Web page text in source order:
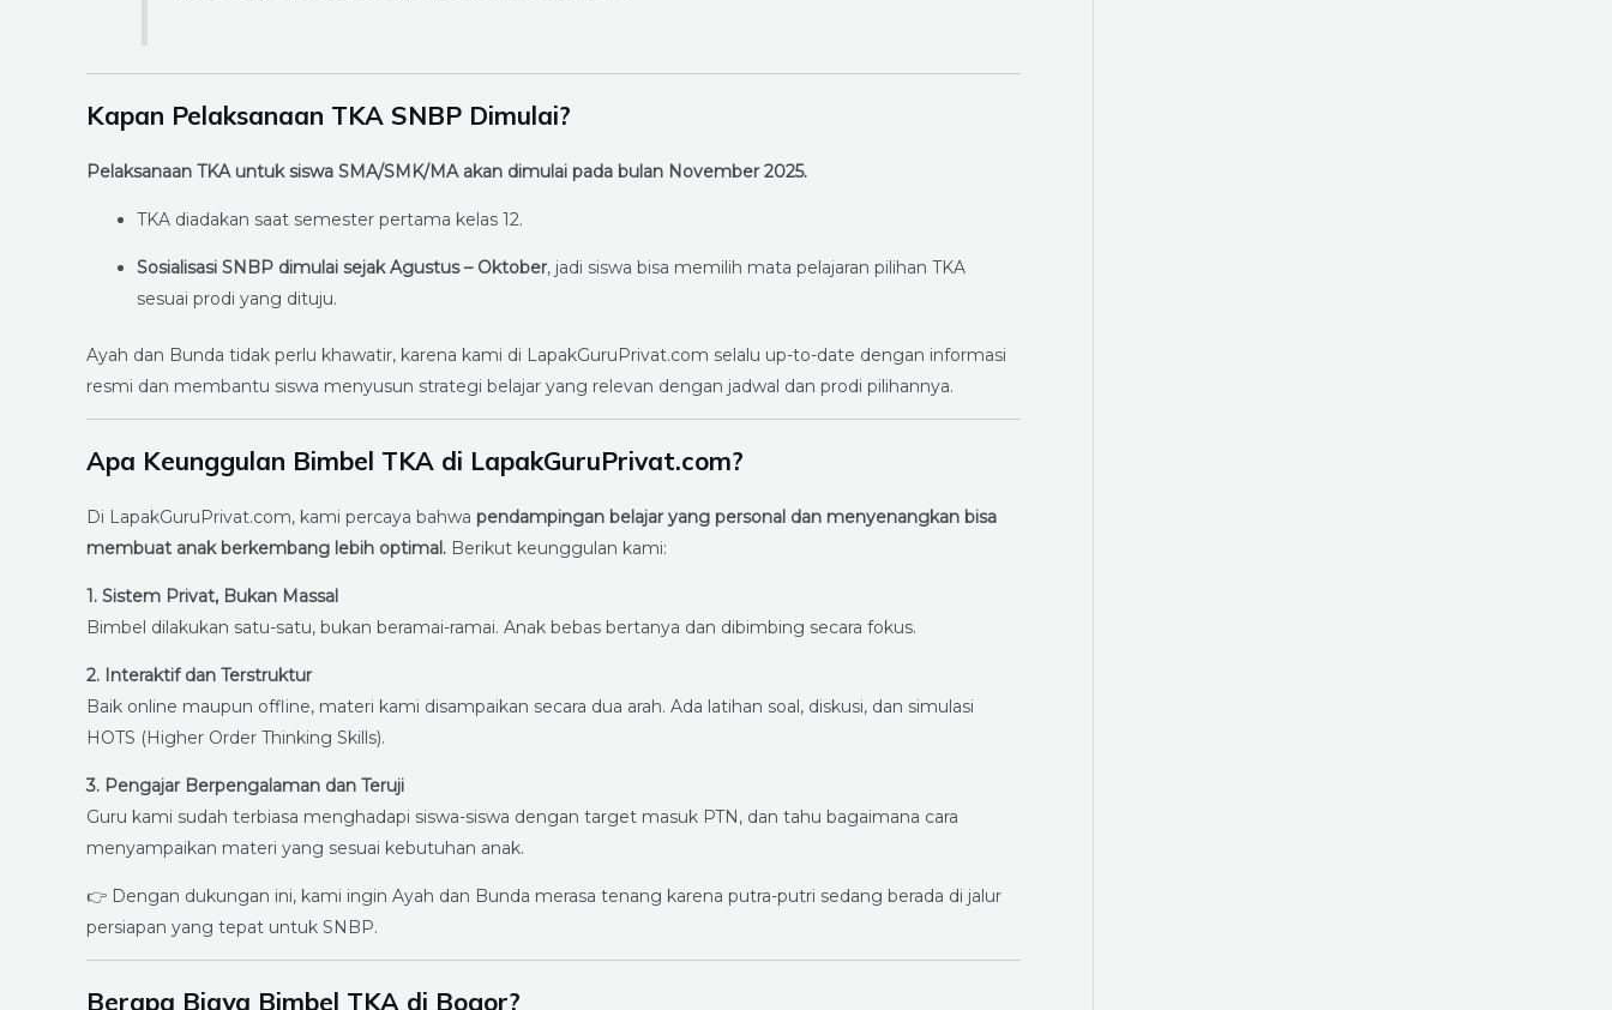
Kapan Pelaksanaan TKA SNBP Dimulai?
Pelaksanaan TKA untuk siswa SMA/SMK/MA akan dimulai pada bulan November 2025.
TKA diadakan saat semester pertama kelas 12.
Sosialisasi SNBP dimulai sejak Agustus – Oktober, jadi siswa bisa memilih mata pelajaran pilihan TKA
sesuai prodi yang dituju.
Ayah dan Bunda tidak perlu khawatir, karena kami di LapakGuruPrivat.com selalu up-to-date dengan informasi
resmi dan membantu siswa menyusun strategi belajar yang relevan dengan jadwal dan prodi pilihannya.
Apa Keunggulan Bimbel TKA di LapakGuruPrivat.com?
Di LapakGuruPrivat.com, kami percaya bahwa pendampingan belajar yang personal dan menyenangkan bisa
membuat anak berkembang lebih optimal. Berikut keunggulan kami:
1. Sistem Privat, Bukan Massal
Bimbel dilakukan satu-satu, bukan beramai-ramai. Anak bebas bertanya dan dibimbing secara fokus.
2. Interaktif dan Terstruktur
Baik online maupun offline, materi kami disampaikan secara dua arah. Ada latihan soal, diskusi, dan simulasi
HOTS (Higher Order Thinking Skills).
3. Pengajar Berpengalaman dan Teruji
Guru kami sudah terbiasa menghadapi siswa-siswa dengan target masuk PTN, dan tahu bagaimana cara
menyampaikan materi yang sesuai kebutuhan anak.
👉 Dengan dukungan ini, kami ingin Ayah dan Bunda merasa tenang karena putra-putri sedang berada di jalur
persiapan yang tepat untuk SNBP.
Berapa Biaya Bimbel TKA di Bogor?